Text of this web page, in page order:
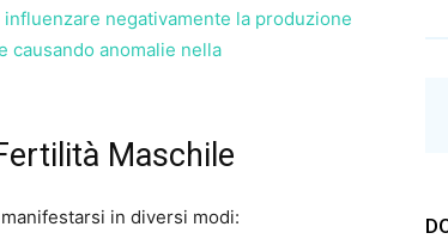
Les
negativamente la produzione
causando anomalie nella
Maschile
in diversi modi: